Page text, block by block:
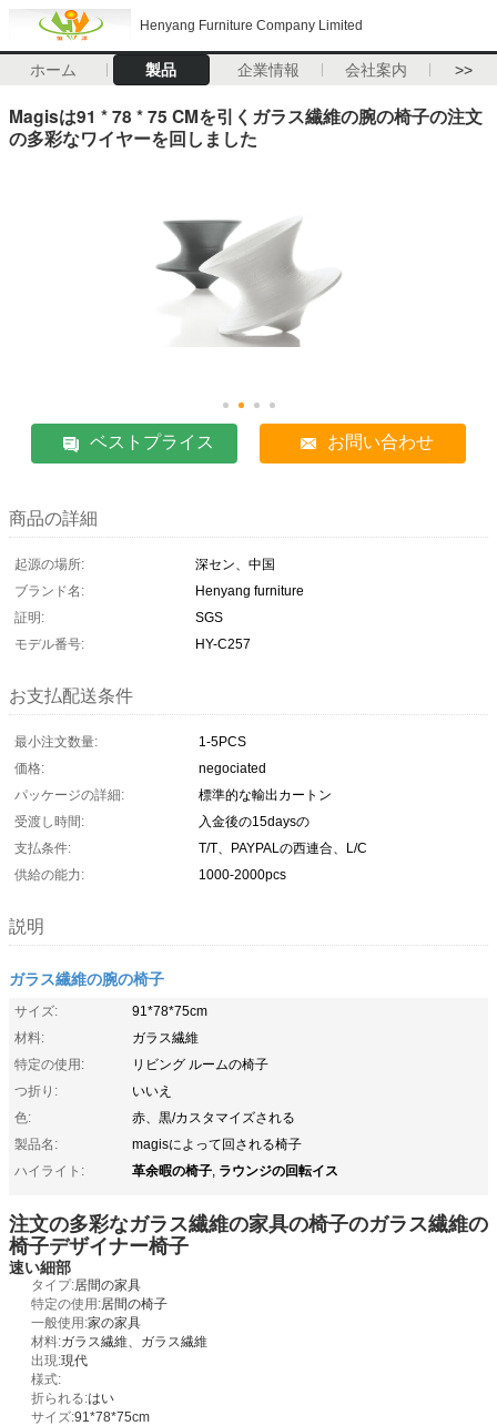
Henyang Furniture Company Limited
ホーム 製品 企業情報 会社案内 >>
Magisは91 * 78 * 75 CMを引くガラス繊維の腕の椅子の注文
の多彩なワイヤーを回しました
ベストプライス お問い合わせ
商品の詳細
起源の場所:
深セン、中国
ブランド名:
Henyang furniture
証明:
SGS
モデル番号:
HY-C257
お支払配送条件
最小注文数量:
1-5PCS
価格:
negociated
パッケージの詳細:
標準的な輸出カートン
受渡し時間:
入金後の15daysの
支払条件:
T/T、PAYPALの西連合、L/C
供給の能力:
1000-2000pcs
説明
ガラス繊維の腕の椅子
サイズ:
91*78*75cm
材料:
ガラス繊維
特定の使用:
リビング ルームの椅子
つ折り:
いいえ
色:
赤、黒/カスタマイズされる
製品名:
magisによって回される椅子
ハイライト:
革余暇の椅子, ラウンジの回転イス
注文の多彩なガラス繊維の家具の椅子のガラス繊維の
椅子デザイナー椅子
速い細部
タイプ:居間の家具
特定の使用:居間の椅子
一般使用:家の家具
材料:ガラス繊維、ガラス繊維
出現:現代
様式:
折られる:はい
サイズ:91*78*75cm